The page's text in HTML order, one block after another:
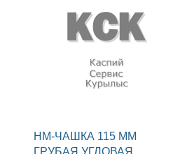
НМ-ЧАШКА 115 ММ
ГРУБАЯ УГЛОВАЯ